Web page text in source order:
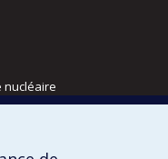
nucléaire